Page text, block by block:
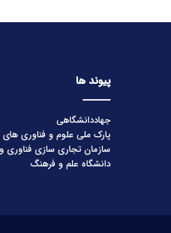
پیوند ها
جهاددانشگاهی
پارک ملی علوم و فناوری
سازمان تجاری سازی فناوری
دانشگاه علم و فرهنگ